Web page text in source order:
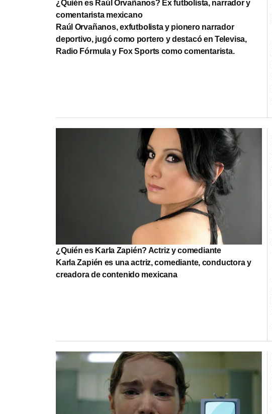
¿Quién es Raúl Orvañanos? Ex futbolista, narrador y
comentarista mexicano
Raúl Orvañanos, exfutbolista y pionero narrador
deportivo, jugó como portero y destacó en Televisa,
Radio Fórmula y Fox Sports como comentarista.
¿Quién es Karla Zapién? Actriz y comediante
Karla Zapién es una actriz, comediante, conductora y
creadora de contenido mexicana